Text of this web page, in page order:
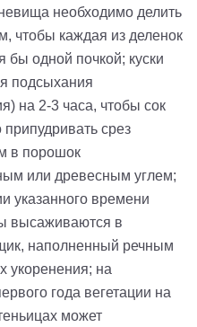
необходимо делить
чтобы каждая из деленок
бы одной почкой; куски
подсыхания
на 2-3 часа, чтобы сок
срез
в порошок
или древесным углем;
указанного времени
высаживаются в
наполненный речным
укоренения; на
года вегетации на
может